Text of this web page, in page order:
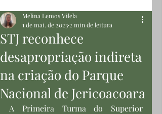
STJ reconhece
desapropriação indireta
na criação do Parque
Nacional de Jericoacoara
Melina Lemos Vilela
1 de mai. de 2023 2 min de leitura
​A Primeira Turma do Superior